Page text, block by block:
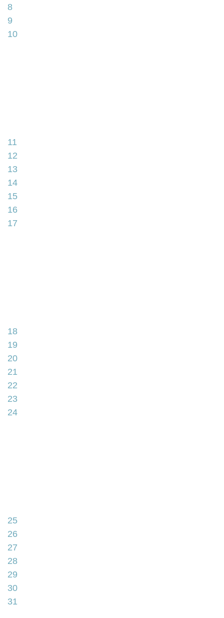
8
9
10
11
12
13
14
15
16
17
18
19
20
21
22
23
24
25
26
27
28
29
30
31